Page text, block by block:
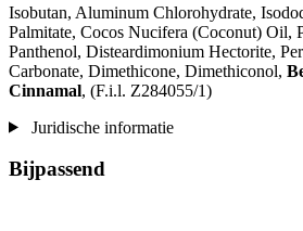
Isobutan, Aluminum Chlorohydrate,
Palmitate, Cocos Nucifera (Coconut) Oil,
Panthenol, Disteardimonium Hectorite,
Carbonate, Dimethicone, Dimethiconol,
Cinnamal, (F.i.l. Z284055/1)
Juridische informatie
Bijpassend